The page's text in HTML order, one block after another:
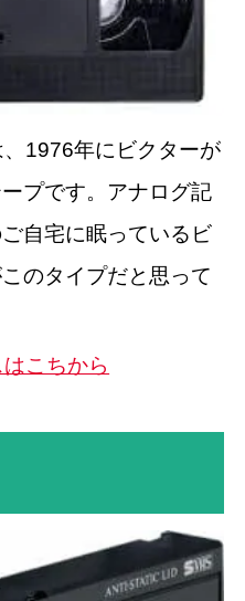
1976年にビクターが
プです。アナログ記
自宅に眠っているビ
のタイプだと思って
こちから